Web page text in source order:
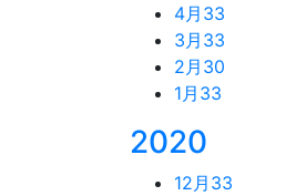
4月 33
3月 33
2月 30
1月 33
2020
12月 33